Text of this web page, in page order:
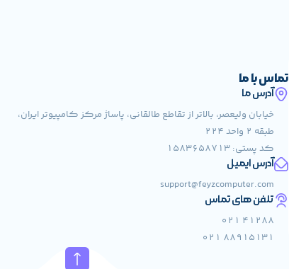
تماس با ما
آدرس ما
خیابان ولیعصر، بالاتر از تقاطع طالقانی، پاساژ مرکز کامپیوتر ایران،
طبقه 2 واحد 224
کد پستی: 1583658713
آدرس ایمیل
support@feyzcomputer.com
تلفن های تماس
41288 021
88915131 021